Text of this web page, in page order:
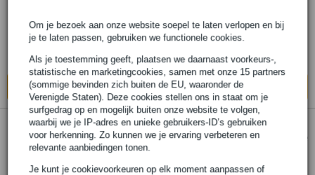
Om je bezoek aan onze website soepel te laten verlopen en bij
je te laten passen, gebruiken we functionele cookies.
Als je toestemming geeft, plaatsen we daarnaast voorkeurs-,
statistische en marketingcookies, samen met onze 15 partners
(sommige bevinden zich buiten de EU, waaronder de
Verenigde Staten). Deze cookies stellen ons in staat om je
surfgedrag op en mogelijk buiten onze website te volgen,
waarbij we je IP-adres en unieke gebruikers-ID’s gebruiken
voor herkenning. Zo kunnen we je ervaring verbeteren en
relevante aanbiedingen tonen.
Je kunt je cookievoorkeuren op elk moment aanpassen of
Adviesprijs € 343,- € 316,-
Bestel nu en ontvang binnen circa 13
werkdagen
In mijn winkelwagen
Guild Premium Humidified Hardshell Case
voor jumbo gitaar